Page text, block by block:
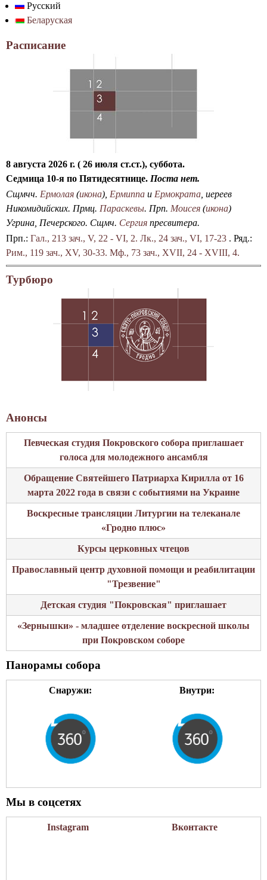
р
м
а
с
к
Русский
Беларуская
Расписание
8 августа 2026 г. ( 26 июля ст.ст.), суббота.
Седмица 10-я по Пятидесятнице. Поста нет.
Сщмчч. Ермолая (икона), Ермиппа и Ермократа , иереев
Никомидийских. Прмц. Параскевы. Прп. Моисея (икона)
Угрина, Печерского. Сщмч. Сергия пресвитера.
Прп.: Гал., 213 зач., V, 22 - VI, 2. Лк., 24 зач., VI, 17-23 . Ряд.:
Рим., 119 зач., XV, 30-33. Мф., 73 зач., XVII, 24 - XVIII, 4.
Турбюро
Анонсы
Певческая студия Покровского собора приглашает
голоса для молодежного ансамбля
Обращение Святейшего Патриарха Кирилла от 16
марта 2022 года в связи с событиями на Украине
Воскресные трансляции Литургии на телеканале
«Гродно плюс»
Курсы церковных чтецов
Православный центр духовной помощи и реабилитации
"Трезвение"
Детская студия "Покровская" приглашает
«Зернышки» - младшее отделение воскресной школы
при Покровском соборе
Панорамы собора
Снаружи: Внутри:
Мы в соцсетях
Instagram Вконтакте